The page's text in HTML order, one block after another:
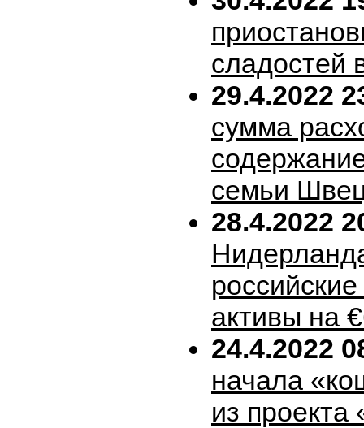
сладостей
29.4.2022
сумма
семьи
28.4.2022
активы на
24.4.2022
начала
из